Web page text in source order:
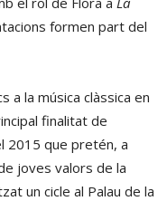
formen part del
a la música clàssica en
finalitat de
2015 que pretén, a
joves valors de la
un cicle al Palau de la